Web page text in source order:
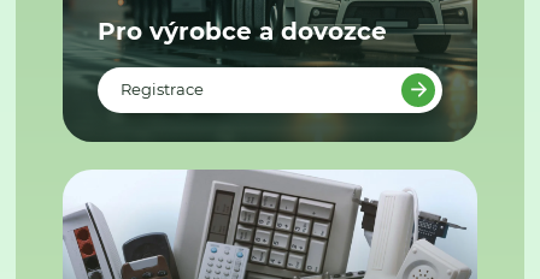
Pro výrobce a dovozce
Registrace